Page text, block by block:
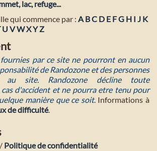
lac, refuge...
qui commence par : A BC D E FG H I J K
U VWXYZ
par ce site ne pourront en aucun
de Randozone et des personnes
au site. Randozone décline toute
d'accident et ne pourra etre tenu pour
manière que ce soit. Informations à
de difficulté.
/ Politique de confidentialité